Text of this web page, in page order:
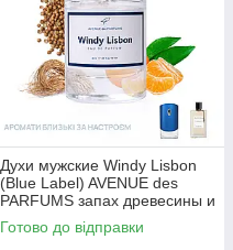
Духи мужские Windy Lisbon
(Blue Label) AVENUE des
PARFUMS запах древесины и
пряностей.
Готово до відправки